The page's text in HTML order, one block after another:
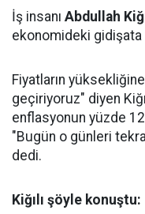
İş insanı Abdullah
ekonomideki gidişata
Fiyatların
geçiriyoruz" diyen
enflasyonun yüzde
"Bugün o günleri
dedi.
Kiğılı şöyle konuştu: